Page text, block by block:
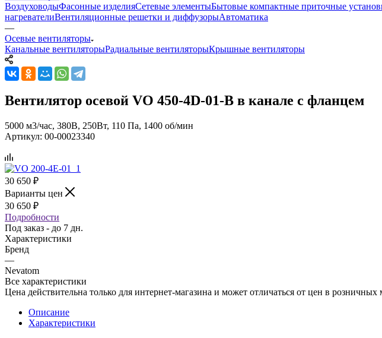
ВоздуховодыФасонные изделияСетевые элементыБытовые компактные приточные
нагревателиВентиляционные решетки и диффузорыАвтоматика
—
Осевые вентиляторы
Канальные вентиляторыРадиальные вентиляторыКрышные вентиляторы
Вентилятор осевой VO 450-4D-01-B в канале с фланцем
5000 м3/час, 380В, 250Вт, 110 Па, 1400 об/мин
Артикул: 00-00023340
30 650 ₽
Варианты цен
30 650 ₽
Подробности
Под заказ - до 7 дн.
Характеристики
Бренд
—
Nevatom
Все характеристики
Цена действительна только для интернет-магазина и может отличаться от цен в розничных
Описание
Характеристики